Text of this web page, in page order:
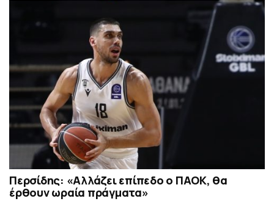
Περσίδης: «Αλλάζει επίπεδο ο ΠΑΟΚ, θα
έρθουν ωραία πράγματα»